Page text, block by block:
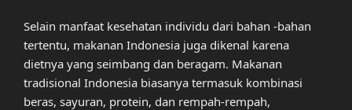
Selain manfaat kesehatan individu dari bahan -bahan
tertentu, makanan Indonesia juga dikenal karena
dietnya yang seimbang dan beragam. Makanan
tradisional Indonesia biasanya termasuk kombinasi
beras, sayuran, protein, dan rempah-rempah,